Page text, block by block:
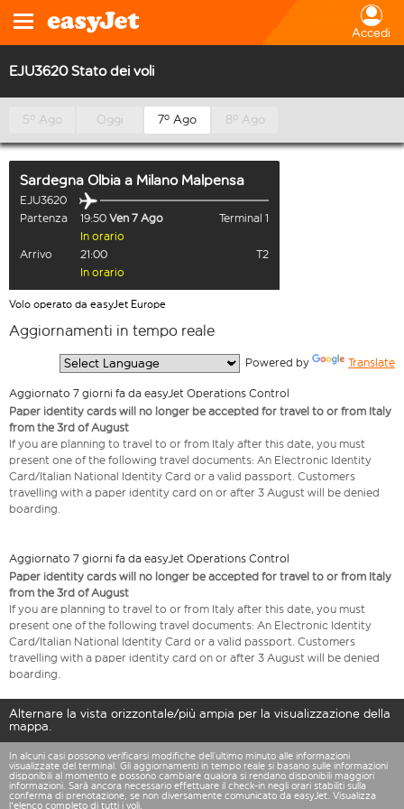
Accedi
EJU3620 Stato dei voli
5º Ago Oggi 7º Ago 8º Ago
Sardegna Olbia a Milano Malpensa
EJU3620
Partenza
19:50 Ven 7 Ago
Terminal 1
In orario
Arrivo
21:00
T2
In orario
Volo operato da easyJet Europe
Aggiornamenti in tempo reale
Powered by Translate
Aggiornato 7 giorni fa da easyJet Operations Control
Paper identity cards will no longer be accepted for travel to or from Italy
from the 3rd of August
If you are planning to travel to or from Italy after this date, you must
present one of the following travel documents: An Electronic Identity
Card/Italian National Identity Card or a valid passport. Customers
travelling with a paper identity card on or after 3 August will be denied
boarding.
Aggiornato 7 giorni fa da easyJet Operations Control
Paper identity cards will no longer be accepted for travel to or from Italy
from the 3rd of August
If you are planning to travel to or from Italy after this date, you must
present one of the following travel documents: An Electronic Identity
Card/Italian National Identity Card or a valid passport. Customers
travelling with a paper identity card on or after 3 August will be denied
boarding.
Alternare la vista orizzontale/più ampia per la visualizzazione della
mappa.
In alcuni casi possono verificarsi modifiche dell’ultimo minuto alle informazioni
visualizzate del terminal. Gli aggiornamenti in tempo reale si basano sulle informazioni
disponibili al momento e possono cambiare qualora si rendano disponibili maggiori
informazioni. Sarà ancora necessario effettuare il check-in negli orari stabiliti sulla
conferma di prenotazione, se non diversamente comunicato da easyJet. Visualizza
l'elenco completo di tutti i voli.